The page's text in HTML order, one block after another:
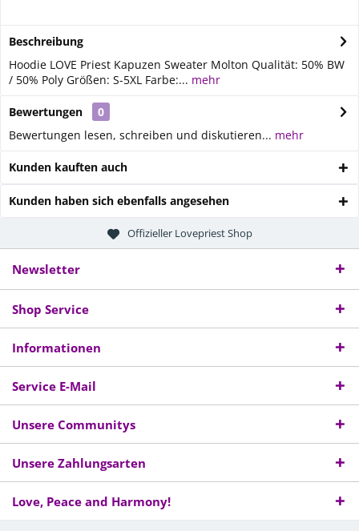
Beschreibung
Hoodie LOVE Priest Kapuzen Sweater Molton Qualität: 50% BW
/ 50% Poly Größen: S-5XL Farbe:... mehr
Bewertungen
0
Bewertungen lesen, schreiben und diskutieren... mehr
Kunden kauften auch
Kunden haben sich ebenfalls angesehen
Offizieller Lovepriest Shop
Newsletter
Shop Service
Informationen
Service E-Mail
Unsere Communitys
Unsere Zahlungsarten
Love, Peace and Harmony!